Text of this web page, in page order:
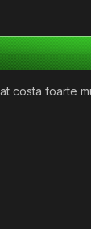
costa foarte